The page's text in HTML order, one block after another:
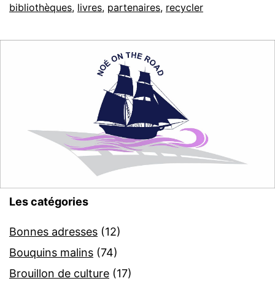
bibliothèques, livres, partenaires, recycler
Les catégories
Bonnes adresses (12)
Bouquins malins (74)
Brouillon de culture (17)